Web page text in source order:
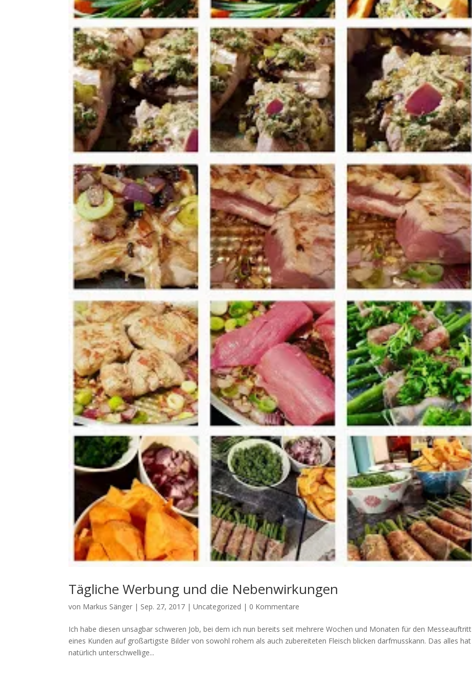
Tägliche Werbung und die Nebenwirkungen
von Markus Sänger | Sep. 27, 2017 |Uncategorized | 0 Kommentare
Ich habe diesen unsagbar schweren Job, bei dem ich nun bereits seit mehrere Wochen und Monaten für den Messeauftritt
eines Kunden auf großartigste Bilder von sowohl rohem als auch zubereiteten Fleisch blicken darfmusskann. Das alles hat
natürlich unterschwellige...